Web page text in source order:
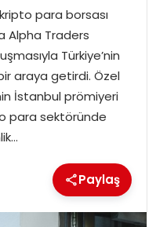
kripto para borsası
Alpha Traders
Türkiye’nin
bir araya getirdi. Özel
İstanbul prömiyeri
para sektöründe
Paylaş